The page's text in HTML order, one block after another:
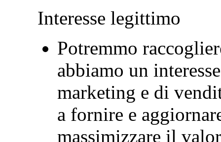
Interesse legittimo
Potremmo
abbiamo un
marketing e di
a fornire e
massimizzare il